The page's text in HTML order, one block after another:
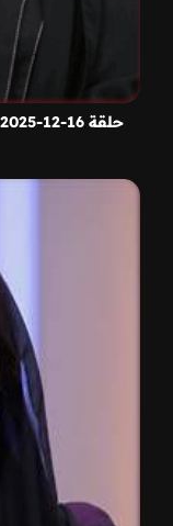
حلقة 16-12-2025